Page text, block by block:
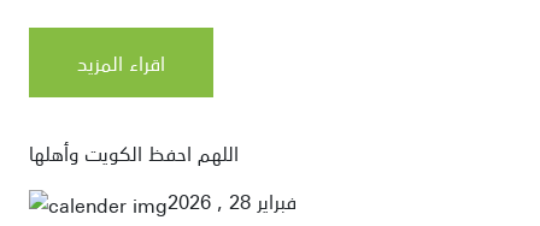
اقراء المزيد
اللهم احفظ الكويت وأهلها
فبراير 28 , 2026